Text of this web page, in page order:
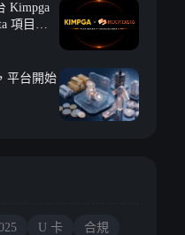
Kimpga
項目熱
平台開始
U 卡 合規